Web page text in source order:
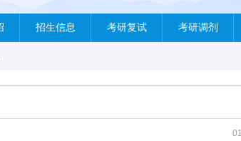
招生信息 考研复试 考研调剂